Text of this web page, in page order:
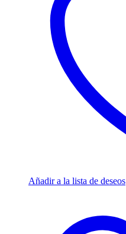
Añadir a la lista de deseos